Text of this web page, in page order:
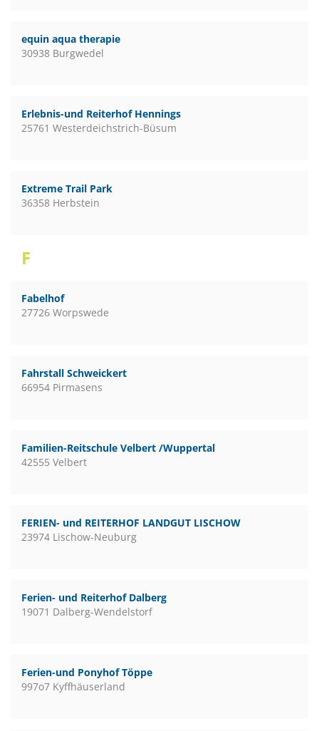
equin aqua therapie
30938 Burgwedel
Erlebnis-und Reiterhof Hennings
25761 Westerdeichstrich-Büsum
Extreme Trail Park
36358 Herbstein
F
Fabelhof
27726 Worpswede
Fahrstall Schweickert
66954 Pirmasens
Familien-Reitschule Velbert /Wuppertal
42555 Velbert
FERIEN- und REITERHOF LANDGUT LISCHOW
23974 Lischow-Neuburg
Ferien- und Reiterhof Dalberg
19071 Dalberg-Wendelstorf
Ferien-und Ponyhof Töppe
997o7 Kyffhäuserland